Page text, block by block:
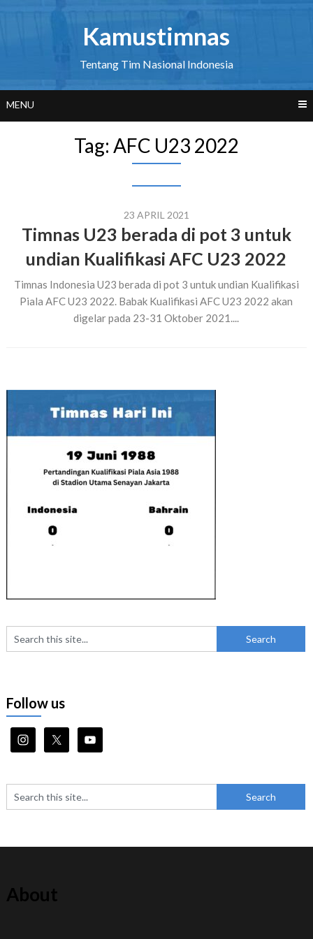
Kamustimnas
Tentang Tim Nasional Indonesia
MENU
Tag: AFC U23 2022
23 APRIL 2021
Timnas U23 berada di pot 3 untuk
undian Kualifikasi AFC U23 2022
Timnas Indonesia U23 berada di pot 3 untuk undian Kualifikasi
Piala AFC U23 2022. Babak Kualifikasi AFC U23 2022 akan
digelar pada 23-31 Oktober 2021....
Follow us
About